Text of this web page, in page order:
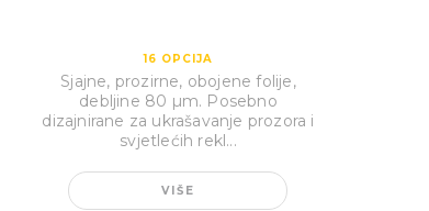
16 OPCIJA
Sjajne, prozirne, obojene folije,
debljine 80 µm. Posebno
dizajnirane za ukrašavanje prozora i
svjetlećih rekl...
VIŠE